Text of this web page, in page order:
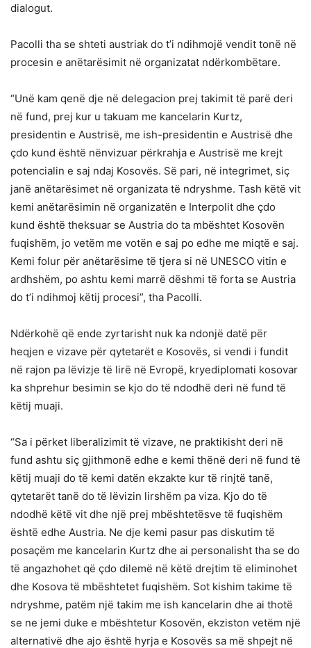
dialogut.
Pacolli tha se shteti austriak do t’i ndihmojë vendit tonë në
procesin e anëtarësimit në organizatat ndërkombëtare.
“Unë kam qenë dje në delegacion prej takimit të parë deri
në fund, prej kur u takuam me kancelarin Kurtz,
presidentin e Austrisë, me ish-presidentin e Austrisë dhe
çdo kund është nënvizuar përkrahja e Austrisë me krejt
potencialin e saj ndaj Kosovës. Së pari, në integrimet, siç
janë anëtarësimet në organizata të ndryshme. Tash këtë vit
kemi anëtarësimin në organizatën e Interpolit dhe çdo
kund është theksuar se Austria do ta mbështet Kosovën
fuqishëm, jo vetëm me votën e saj po edhe me miqtë e saj.
Kemi folur për anëtarësime të tjera si në UNESCO vitin e
ardhshëm, po ashtu kemi marrë dëshmi të forta se Austria
do t’i ndihmoj këtij procesi”, tha Pacolli.
Ndërkohë që ende zyrtarisht nuk ka ndonjë datë për
heqjen e vizave për qytetarët e Kosovës, si vendi i fundit
në rajon pa lëvizje të lirë në Evropë, kryediplomati kosovar
ka shprehur besimin se kjo do të ndodhë deri në fund të
këtij muaji.
“Sa i përket liberalizimit të vizave, ne praktikisht deri në
fund ashtu siç gjithmonë edhe e kemi thënë deri në fund të
këtij muaji do të kemi datën ekzakte kur të rinjtë tanë,
qytetarët tanë do të lëvizin lirshëm pa viza. Kjo do të
ndodhë këtë vit dhe një prej mbështetësve të fuqishëm
është edhe Austria. Ne dje kemi pasur pas diskutim të
posaçëm me kancelarin Kurtz dhe ai personalisht tha se do
të angazhohet që çdo dilemë në këtë drejtim të eliminohet
dhe Kosova të mbështetet fuqishëm. Sot kishim takime të
ndryshme, patëm një takim me ish kancelarin dhe ai thotë
se ne jemi duke e mbështetur Kosovën, ekziston vetëm një
alternativë dhe ajo është hyrja e Kosovës sa më shpejt në